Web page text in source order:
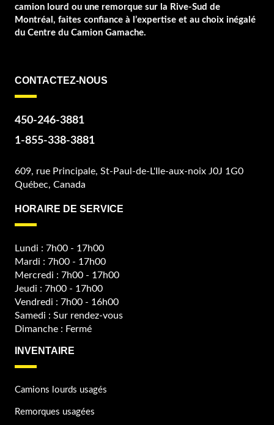
camion lourd ou une remorque sur la Rive-Sud de
Montréal, faites confiance à l’expertise et au choix inégalé
du Centre du Camion Gamache.
CONTACTEZ-NOUS
450-246-3881
1-855-338-3881
609, rue Principale, St-Paul-de-L'Ile-aux-noix J0J 1G0
Québec, Canada
HORAIRE DE SERVICE
Lundi : 7h00 - 17h00
Mardi : 7h00 - 17h00
Mercredi : 7h00 - 17h00
Jeudi : 7h00 - 17h00
Vendredi : 7h00 - 16h00
Samedi : Sur rendez-vous
Dimanche : Fermé
INVENTAIRE
Camions lourds usagés
Remorques usagées